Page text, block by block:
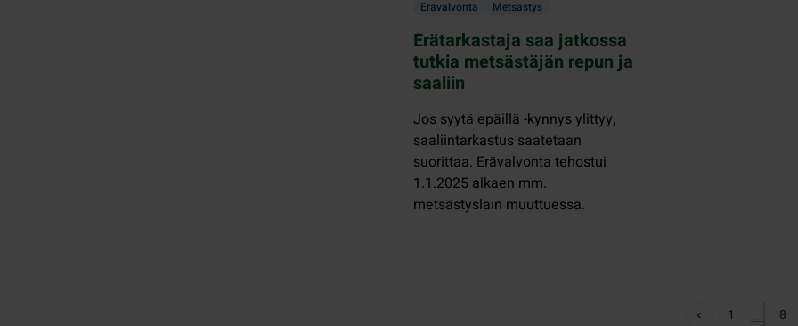
Erävalvonta Metsästys
Erätarkastaja saa jatkossa
tutkia metsästäjän repun ja
saaliin
Jos syytä epäillä -kynnys ylittyy,
saaliintarkastus saatetaan
suorittaa. Erävalvonta tehostui
1.1.2025 alkaen mm.
metsästyslain muuttuessa.
1 8